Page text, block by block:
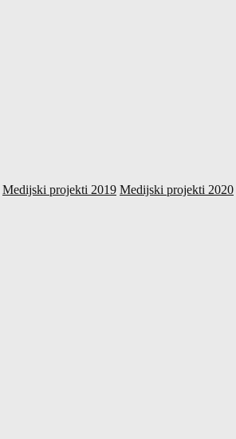
Medijski projekti 2019 Medijski projekti 2020